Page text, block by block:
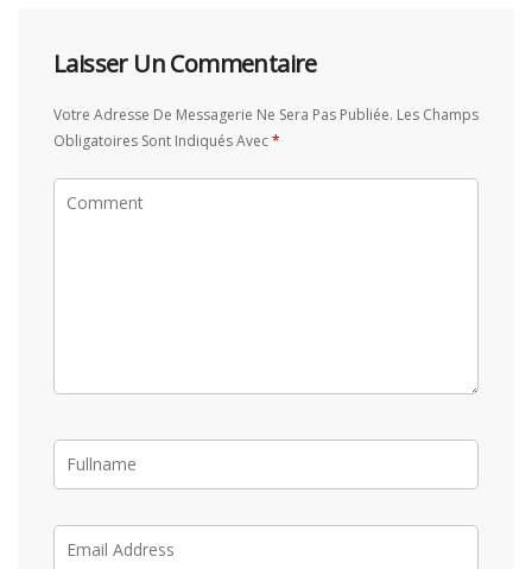
Laisser Un Commentaire
Votre Adresse De Messagerie Ne Sera Pas Publiée. Les Champs
Obligatoires Sont Indiqués Avec*